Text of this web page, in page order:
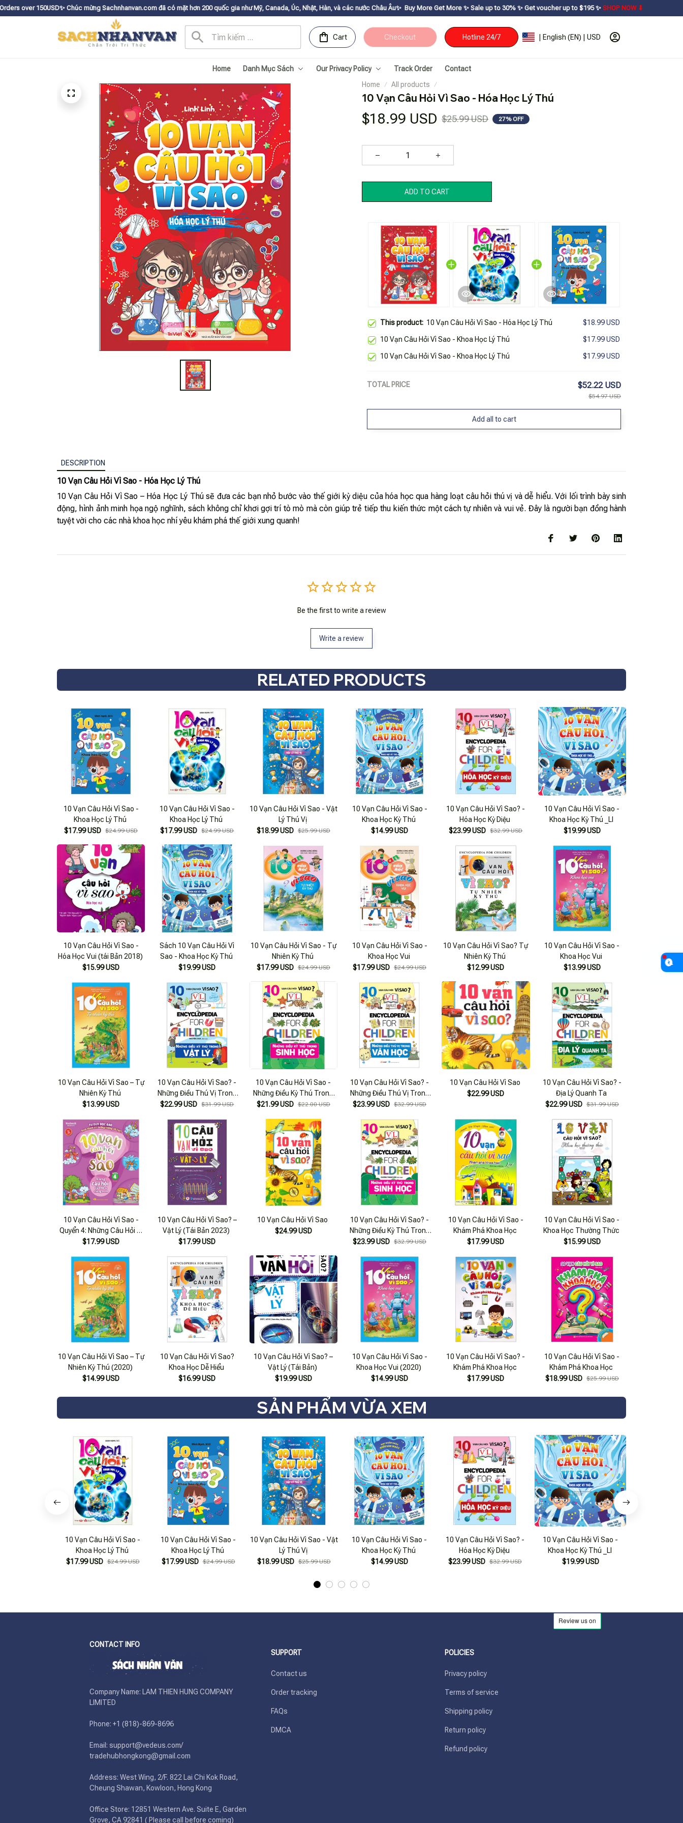
ㅤ✨Chúc mừng Sachnhanvan.com đã có mặt hơn 200 quốc gia như Mỹ, Canada, Úc, Nhật, Hàn, và các nước Châu Âu✨ Buy More Get Moreㅤ ✨ㅤ Sale up to 30% ㅤ✨ㅤ Get voucher up to $195ㅤ ✨ㅤSHOP NOW ⬇
Cart Checkout Hotline 24/7 | English (EN) | USD
Home Danh Mục Sách Our Privacy Policy Track Order
Contact
Home
All products
10 Vạn Câu Hỏi Vì Sao - Hóa Học Lý Thú
$18.99 USD $25.99 USD 27% OFF
ADD TO CART
This product: 10 Vạn Câu Hỏi Vì Sao - Hóa Học Lý Thú $18.99 USD
10 Vạn Câu Hỏi Vì Sao - Khoa Học Lý Thú $17.99 USD
10 Vạn Câu Hỏi Vì Sao - Khoa Học Lý Thú $17.99 USD
TOTAL PRICE $52.22 USD
$54.97 USD
Add all to cart
DESCRIPTION
10 Vạn Câu Hỏi Vì Sao - Hóa Học Lý Thú
10 Vạn Câu Hỏi Vì Sao – Hóa Học Lý Thú sẽ đưa các bạn nhỏ bước vào thế giới kỳ diệu của hóa học qua hàng loạt câu hỏi thú vị và dễ hiểu. Với lối trình bày sinh
động, hình ảnh minh họa ngộ nghĩnh, sách không chỉ khơi gợi trí tò mò mà còn giúp trẻ tiếp thu kiến thức một cách tự nhiên và vui vẻ. Đây là người bạn đồng hành
tuyệt vời cho các nhà khoa học nhí yêu khám phá thế giới xung quanh!
Be the first to write a review
Write a review
RELATED PRODUCTS
10 Vạn Câu Hỏi Vì Sao -
Khoa Học Lý Thú
$17.99 USD $24.99 USD
10 Vạn Câu Hỏi Vì Sao -
Khoa Học Lý Thú
$17.99 USD
$24.99 USD
10 Vạn Câu Hỏi Vì Sao - Vật
Lý Thú Vị
$18.99 USD $25.99 USD
10 Vạn Câu Hỏi Vì Sao -
Khoa Học Kỳ Thú
$14.99 USD
10 Vạn Câu Hỏi Vì Sao? -
Hóa Học Kỳ Diệu
$23.99 USD
$32.99 USD
10 Vạn Câu Hỏi Vì Sao -
Khoa Học Kỳ Thú _Ll
$19.99 USD
10 Vạn Câu Hỏi Vì Sao -
Hóa Học Vui (tái Bản 2018)
$15.99 USD
Sách 10 Vạn Câu Hỏi Vì
Sao - Khoa Học Kỳ Thú
$19.99 USD
10 Vạn Câu Hỏi Vì Sao - Tự
Nhiên Kỳ Thú
$17.99 USD $24.99 USD
10 Vạn Câu Hỏi Vì Sao -
Khoa Học Vui
$17.99 USD $24.99 USD
10 Vạn Câu Hỏi Vì Sao? Tự
Nhiên Kỳ Thú
$12.99 USD
10 Vạn Câu Hỏi Vì Sao -
Khoa Học Vui
$13.99 USD
10 Vạn Câu Hỏi Vì Sao – Tự
Nhiên Kỳ Thú
$13.99 USD
10 Vạn Câu Hỏi Vì Sao? -
Những Điều Thú Vị Trong
Vật Lý
$22.99 USD $31.99 USD
10 Vạn Câu Hỏi Vì Sao -
Những Điều Kỳ Thú Trong
Sinh Học
$21.99 USD $22.00 USD
10 Vạn Câu Hỏi Vì Sao? -
Những Điều Thú Vị Trong
Văn Học
$23.99 USD $32.99 USD
10 Vạn Câu Hỏi Vì Sao
$22.99 USD
10 Vạn Câu Hỏi Vì Sao? -
Địa Lý Quanh Ta
$22.99 USD $31.99 USD
10 Vạn Câu Hỏi Vì Sao -
Quyển 4: Những Câu Hỏi Lý
Thú Và Thông Minh (tái
$17.99 USD
10 Vạn Câu Hỏi Vì Sao? –
Vật Lý (Tái Bản 2023)
$17.99 USD
10 Vạn Câu Hỏi Vì Sao
$24.99 USD
10 Vạn Câu Hỏi Vì Sao? -
Những Điều Kỳ Thú Trong
Sinh Học
$23.99 USD $32.99 USD
10 Vạn Câu Hỏi Vì Sao -
Khám Phá Khoa Học
$17.99 USD
10 Vạn Câu Hỏi Vì Sao -
Khoa Học Thường Thức
$15.99 USD
10 Vạn Câu Hỏi Vì Sao – Tự
Nhiên Kỳ Thú (2020)
$14.99 USD
10 Vạn Câu Hỏi Vì Sao?
Khoa Học Dễ Hiểu
$16.99 USD
10 Vạn Câu Hỏi Vì Sao? –
Vật Lý (Tái Bản)
$19.99 USD
10 Vạn Câu Hỏi Vì Sao -
Khoa Học Vui (2020)
$14.99 USD
10 Vạn Câu Hỏi Vì Sao? -
Khám Phá Khoa Học
$17.99 USD
10 Vạn Câu Hỏi Vì Sao -
Khám Phá Khoa Học
$18.99 USD $25.99 USD
SẢN PHẨM VỪA XEM
10 Vạn Câu Hỏi Vì Sao -
Khoa Học Lý Thú
$17.99 USD $24.99 USD
10 Vạn Câu Hỏi Vì Sao -
Khoa Học Lý Thú
$17.99 USD $24.99 USD
10 Vạn Câu Hỏi Vì Sao - Vật
Lý Thú Vị
$18.99 USD $25.99 USD
10 Vạn Câu Hỏi Vì Sao -
Khoa Học Kỳ Thú
$14.99 USD
10 Vạn Câu Hỏi Vì Sao? -
Hóa Học Kỳ Diệu
$23.99 USD $32.99 USD
10 Vạn Câu Hỏi Vì Sao -
Khoa Học Kỳ Thú _Ll
$19.99 USD
CONTACT INFO
Company Name: LAM THIEN HUNG COMPANY
LIMITED
Phone: +1 (818)-869-8696
Email: support@vedeus.com/
tradehubhongkong@gmail.com
Address: West Wing, 2/F. 822 Lai Chi Kok Road,
Cheung Shawan, Kowloon, Hong Kong
Office Store: 12851 Western Ave. Suite E, Garden
Grove, CA 92841 ( Please call before coming)
SUPPORT
Contact us
Order tracking
FAQs
DMCA
POLICIES
Privacy policy
Terms of service
Shipping policy
Return policy
Refund policy